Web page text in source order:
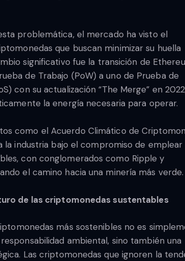
problemática, el mercado ha visto el
que buscan minimizar su huella
significativo fue la transición de
de Trabajo (PoW) a uno de Prueba de
con su actualización “The Merge” en
la energía necesaria para operar.
como el Acuerdo Climático de
la industria bajo el compromiso de emplear
con conglomerados como Ripple y
el camino hacia una minería más verde.
de las criptomonedas sustentables
más sostenibles no es
ambiental, sino también una
Las criptomonedas que ignoren la